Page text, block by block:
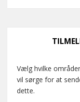
Vælg hvilke
vil sørge for at
dette.